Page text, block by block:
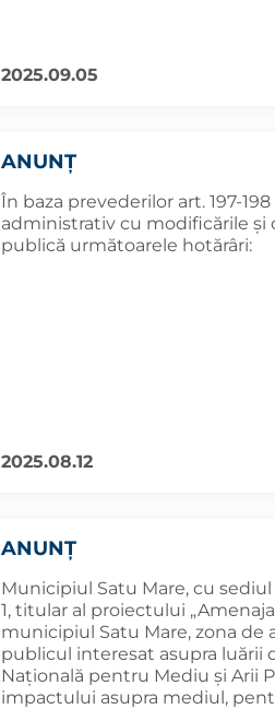
2025.09.05
ANUNȚ
În baza prevederilor art. 197-
administrativ cu modificările și
publică următoarele hotărâri:
2025.08.12
ANUNŢ
Municipiul Satu Mare, cu
1, titular al proiectului
municipiul Satu Mare, zona de
publicul interesat asupra luării
Națională pentru Mediu și Arii
impactului asupra mediul,